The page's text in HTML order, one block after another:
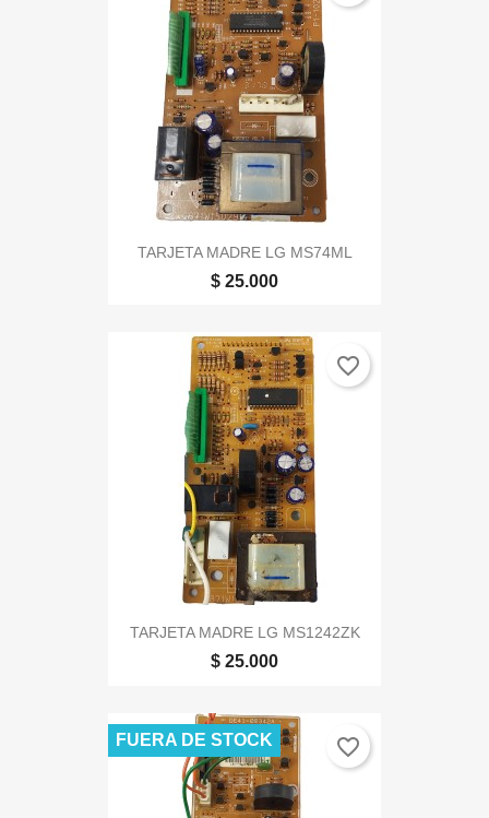
TARJETA MADRE LG MS74ML
$ 25.000
TARJETA MADRE LG MS1242ZK
$ 25.000
favorite_border
FUERA DE STOCK favorite_border